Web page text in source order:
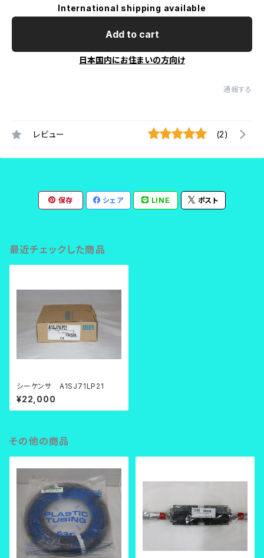
International shipping available
Add to cart
日本国内にお住まいの方向け
通報する
レビュー (2)
保存 シェア LINE ポスト
最近チェックした商品
シーケンサ A1SJ71LP21
¥22,000
その他の商品